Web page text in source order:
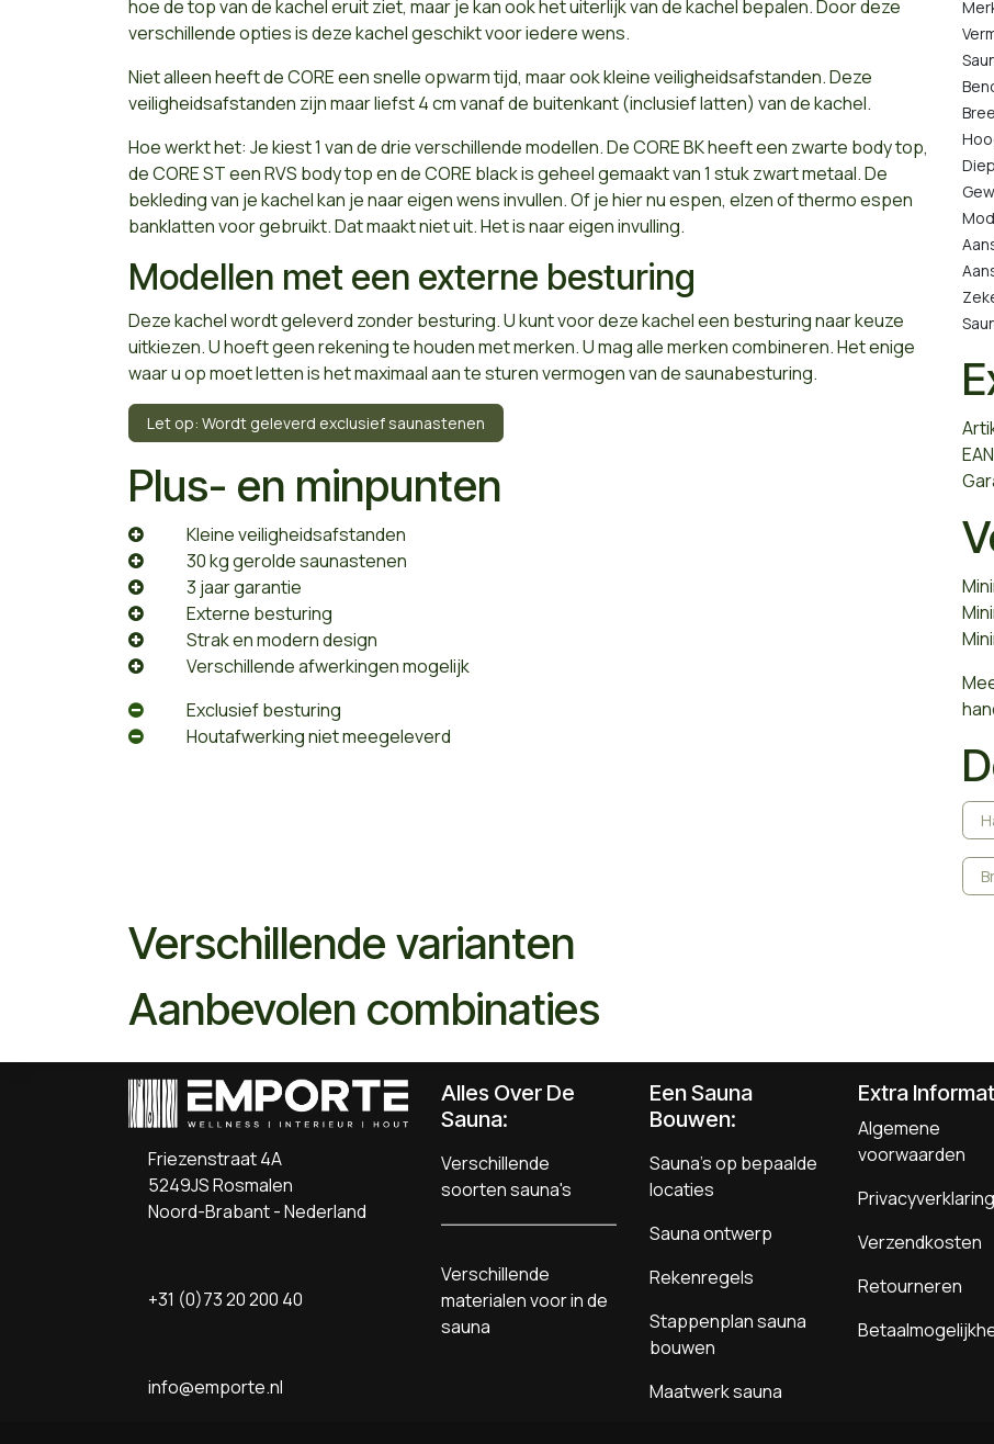
hoe de top van de kachel eruit ziet, maar je kan ook het uiterlijk van de kachel bepalen. Door deze
verschillende opties is deze kachel geschikt voor iedere wens.
Niet alleen heeft de CORE een snelle opwarm tijd, maar ook kleine veiligheidsafstanden. Deze
veiligheidsafstanden zijn maar liefst 4 cm vanaf de buitenkant (inclusief latten) van de kachel.
Hoe werkt het: Je kiest 1 van de drie verschillende modellen. De CORE BK heeft een zwarte body top,
de CORE ST een RVS body top en de CORE black is geheel gemaakt van 1 stuk zwart metaal. De
bekleding van je kachel kan je naar eigen wens invullen. Of je hier nu espen, elzen of thermo espen
banklatten voor gebruikt. Dat maakt niet uit. Het is naar eigen invulling.
Modellen met een externe besturing
Deze kachel wordt geleverd zonder besturing. U kunt voor deze kachel een besturing naar keuze
uitkiezen. U hoeft geen rekening te houden met merken. U mag alle merken combineren. Het enige
waar u op moet letten is het maximaal aan te sturen vermogen van de saunabesturing.
Let op: Wordt geleverd exclusief saunastenen
Plus- en minpunten
​Kleine veiligheidsafstanden
​30 kg gerolde saunastenen
​3 jaar garantie
​Externe besturing
​Strak en modern design
​Verschillende afwerkingen mogelijk
​Exclusief besturing
​Houtafwerking niet meegeleverd
Verschillende varianten
Aanbevolen combinaties
Friezenstraat 4A
5249JS Rosmalen
Noord-Brabant - Nederland
+31 (0)73 20 200 40
info@emporte.nl
Alles Over De
Sauna:
Verschillende
soorten sauna's
Verschillende
materialen voor in de
sauna
Een Sauna
Bouwen:
Sauna's op bepaalde
locaties
Sauna ontwerp
Rekenregels
Stappenplan sauna
bouwen
Maatwerk sauna
Extra
Algemene
voorwaarden
Privacyverklaring
Verzendkosten
Retourneren